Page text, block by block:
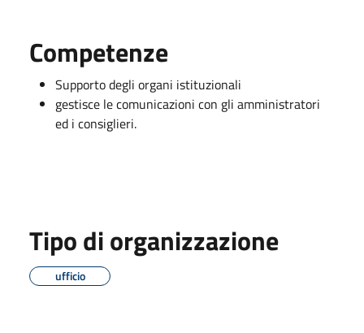
Competenze
Supporto degli organi istituzionali
gestisce le comunicazioni con gli amministratori
ed i consiglieri.
Tipo di organizzazione
ufficio